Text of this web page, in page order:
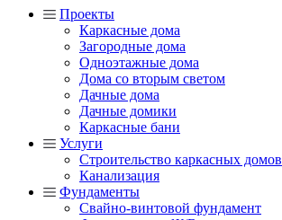
Проекты
Каркасные дома
Загородные дома
Одноэтажные дома
Дома со вторым светом
Дачные дома
Дачные домики
Каркасные бани
Услуги
Строительство каркасных домов
Канализация
Фундаменты
Свайно-винтовой фундамент